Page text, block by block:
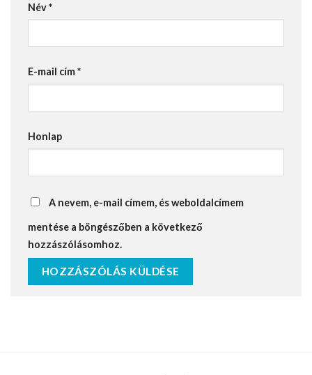
Név*
E-mail cím*
Honlap
A nevem, e-mail címem, és weboldalcímem
mentése a böngészőben a következő
hozzászólásomhoz.